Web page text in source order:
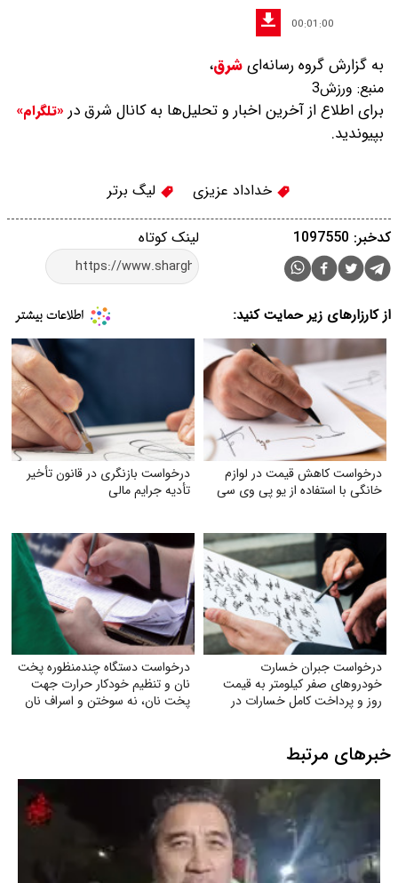
00:01:00
به گزارش گروه رسانه‌ایشرق،
منبع: ورزش3
برای اطلاع از آخرین اخبار و تحلیل‌ها به کانال شرق در «تلگرام»
بپیوندید.
خداداد عزیزی لیگ برتر
لینک کوتاه کدخبر: 1097550
از کارزارهای زیر حمایت کنید:
درخواست کاهش قیمت در لوازم
خانگی با استفاده از یو پی وی سی
درخواست بازنگری در قانون تأخیر
تأدیه جرایم مالی
درخواست جبران خسارت
خودروهای صفر کیلومتر به قیمت
روز و پرداخت کامل خسارات در
درخواست دستگاه چندمنظوره پخت
نان و تنظیم خودکار حرارت جهت
پخت نان، نه سوختن و اسراف نان
خبرهای مرتبط